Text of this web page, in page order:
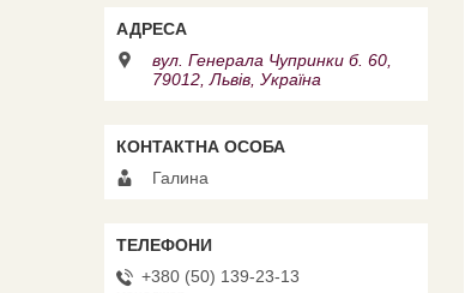
вул. Генерала Чупринки б. 60,
79012, Львів, Україна
Галина
+380 (50) 139-23-13